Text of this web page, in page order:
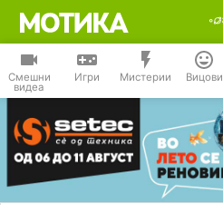
Смешни
видеа
Игри Мистерии Вицови